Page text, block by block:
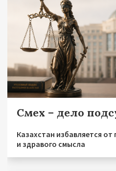
Смех – дело
Казахстан избавляется
и здравого смысла